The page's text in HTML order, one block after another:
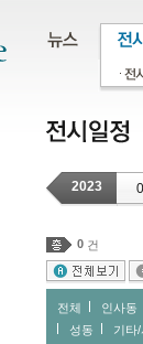
2023
0 건
전체 인사동
성동
기타/